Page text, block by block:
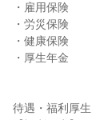
・雇用保険
・労災保険
・健康保険
・厚生年金
待遇・福利厚生